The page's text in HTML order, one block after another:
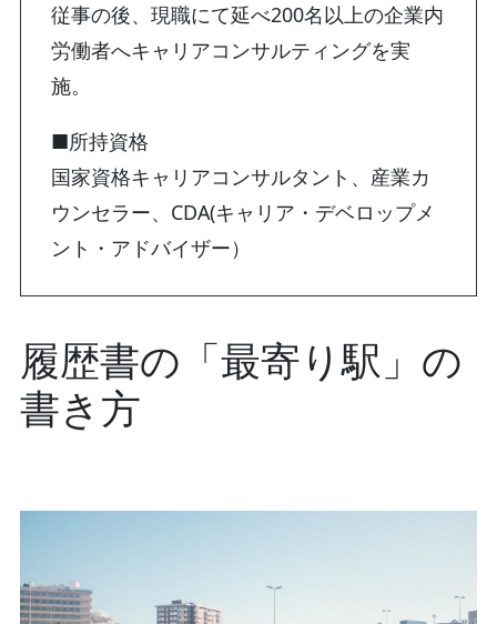
従事の後、現職にて延べ200名以上の企業内
労働者へキャリアコンサルティングを実
施。
■所持資格
国家資格キャリアコンサルタント、産業カ
ウンセラー、CDA(キャリア・デベロップメ
ント・アドバイザー）
履歴書の「最寄り駅」の
書き方